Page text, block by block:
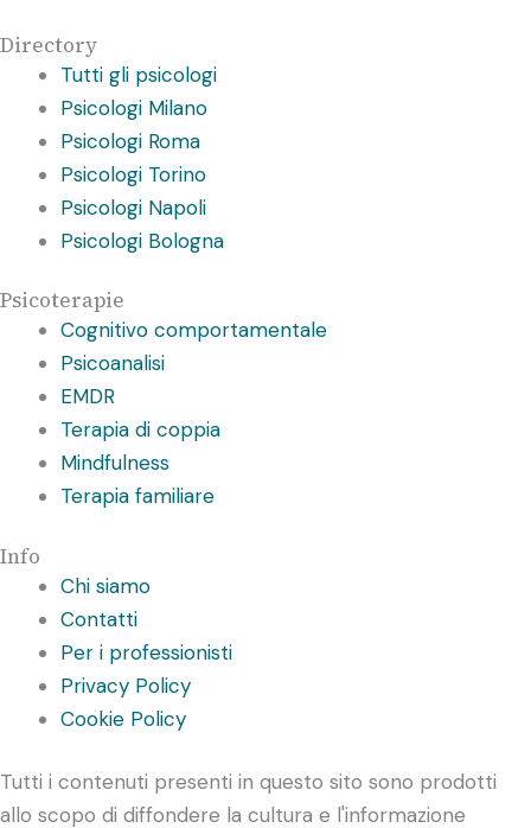
Directory
Tutti gli psicologi
Psicologi Milano
Psicologi Roma
Psicologi Torino
Psicologi Napoli
Psicologi Bologna
Psicoterapie
Cognitivo comportamentale
Psicoanalisi
EMDR
Terapia di coppia
Mindfulness
Terapia familiare
Info
Chi siamo
Contatti
Per i professionisti
Privacy Policy
Cookie Policy
Tutti i contenuti presenti in questo sito sono prodotti
allo scopo di diffondere la cultura e l'informazione